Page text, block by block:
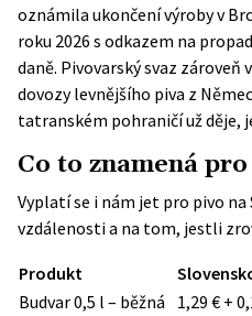
oznámila ukončení výroby v
roku 2026 s odkazem na
daně. Pivovarský svaz zároveň
dovozy levnějšího piva z
tatranském pohraničí už děje,
Co to znamená
Vyplatí se i nám jet pro pivo na
vzdálenosti a na tom, jestli
Produkt
Budvar 0,5 l – běžná
1,29 € +